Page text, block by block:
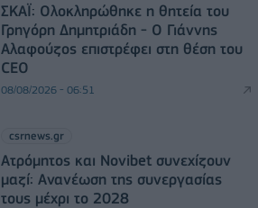
ΣΚΑΪ: Ολοκληρώθηκε η θητεία του
Γρηγόρη Δημητριάδη - Ο Γιάννης
Αλαφούζος επιστρέφει στη θέση του
CEO
08/08/2026 - 06:51
csrnews.gr
Ατρόμητος και Novibet συνεχίζουν
μαζί: Ανανέωση της συνεργασίας
τους μέχρι το 2028